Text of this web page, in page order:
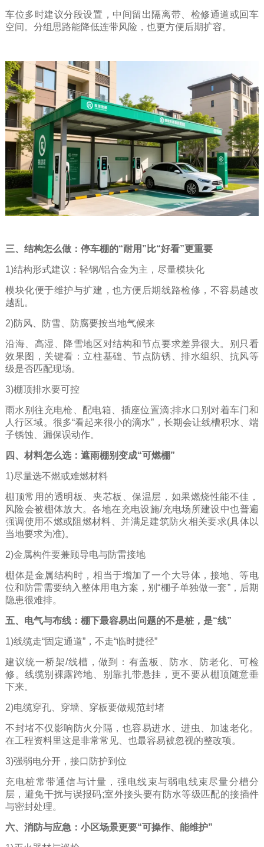
车位多时建议分段设置，中间留出隔离带、检修通道或回车
空间。分组思路能降低连带风险，也更方便后期扩容。
三、结构怎么做：停车棚的“耐用”比“好看”更重要
1)结构形式建议：轻钢/铝合金为主，尽量模块化
模块化便于维护与扩建，也方便后期线路检修，不容易越改
越乱。
2)防风、防雪、防腐要按当地气候来
沿海、高湿、降雪地区对结构和节点要求差异很大。别只看
效果图，关键看：立柱基础、节点防锈、排水组织、抗风等
级是否匹配现场。
3)棚顶排水要可控
雨水别往充电枪、配电箱、插座位置滴;排水口别对着车门和
人行区域。很多“看起来很小的滴水”，长期会让线槽积水、端
子锈蚀、漏保误动作。
四、材料怎么选：遮雨棚别变成“可燃棚”
1)尽量选不燃或难燃材料
棚顶常用的透明板、夹芯板、保温层，如果燃烧性能不佳，
风险会被棚体放大。各地在充电设施/充电场所建设中也普遍
强调使用不燃或阻燃材料、并满足建筑防火相关要求(具体以
当地要求为准)。
2)金属构件要兼顾导电与防雷接地
棚体是金属结构时，相当于增加了一个大导体，接地、等电
位和防雷需要纳入整体用电方案，别“棚子单独做一套”，后期
隐患很难排。
五、电气与布线：棚下最容易出问题的不是桩，是“线”
1)线缆走“固定通道”，不走“临时捷径”
建议统一桥架/线槽，做到：有盖板、防水、防老化、可检
修。线缆别裸露跨地、别靠扎带悬挂，更不要从棚顶随意垂
下来。
2)电缆穿孔、穿墙、穿板要做规范封堵
不封堵不仅影响防火分隔，也容易进水、进虫、加速老化。
在工程资料里这是非常常见、也最容易被忽视的整改项。
3)强弱电分开，接口防护到位
充电桩常带通信与计量，强电线束与弱电线束尽量分槽分
层，避免干扰与误报码;室外接头要有防水等级匹配的接插件
与密封处理。
六、消防与应急：小区场景更要“可操作、能维护”